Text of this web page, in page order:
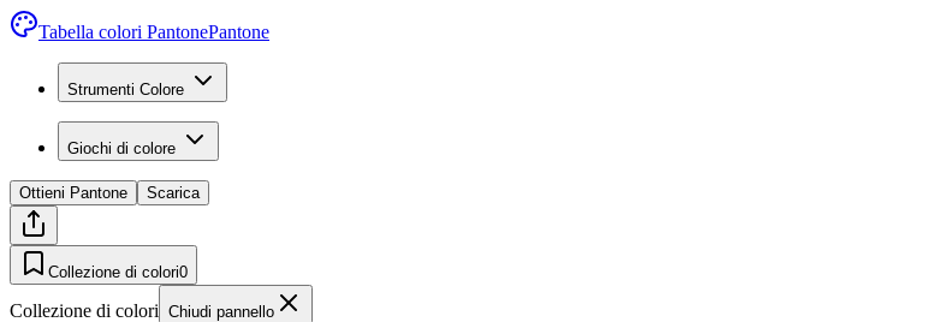
Tabella colori PantonePantone
Strumenti Colore
Giochi di colore
Ottieni Pantone Scarica
Collezione di colori0
Collezione di colori Chiudi pannello